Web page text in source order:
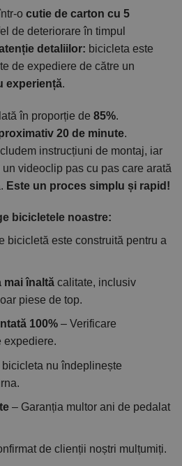
o cutie de carton cu 5
de deteriorare în timpul
detaliilor: bicicleta este
de expediere de către un
experiență.
în proporție de 85%.
20 de minute.
instrucțiuni de montaj, iar
videoclip pas cu pas care arată
Este un proces simplu și rapid!
bicicletele noastre:
bicicletă este construită pentru a
mai înaltăcalitate, inclusiv
piese de top.
100%– Verificare
expediere.
nu îndeplinește
– Garanția multor ani de pedalat
de clienții noștri mulțumiți.